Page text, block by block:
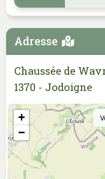
Adresse
Chaussée de
1370 - Jodoigne
+
−